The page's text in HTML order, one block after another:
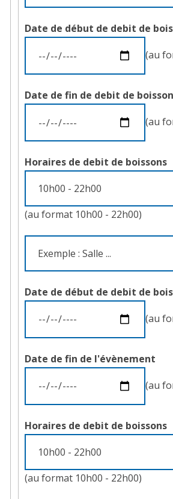
Date de début de debit de
(au
Date de fin de debit de
(au
Horaires de debit de boissons
(au format 10h00 - 22h00)
lieu
de
debit
boissons
Date de début de debit de
(au
Date de fin de l'évènement
(au
Horaires de debit de boissons
(au format 10h00 - 22h00)